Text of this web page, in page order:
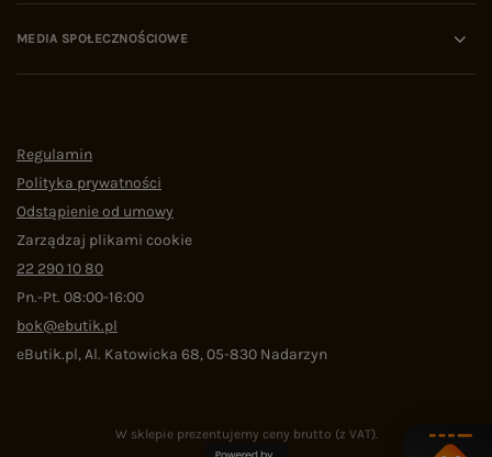
MEDIA SPOŁECZNOŚCIOWE
Regulamin
Polityka prywatności
Odstąpienie od umowy
Zarządzaj plikami cookie
22 290 10 80
Pn.-Pt. 08:00-16:00
bok@ebutik.pl
eButik.pl,Al. Katowicka 68,05-830 Nadarzyn
W sklepie prezentujemy ceny brutto (z VAT).